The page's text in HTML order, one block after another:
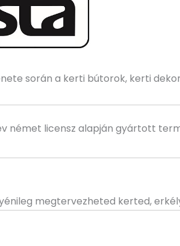
során a kerti bútorok, kerti
német licensz alapján gyártott
megtervezheted kerted,